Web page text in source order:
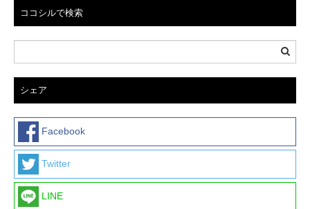
ココシルで検索
シェア
Facebook
Twitter
LINE